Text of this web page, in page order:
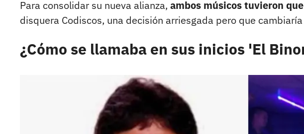
Para consolidar su nueva alianza, ambos músicos tuvieron
disquera Codiscos, una decisión arriesgada pero que
¿Cómo se llamaba en sus inicios 'El